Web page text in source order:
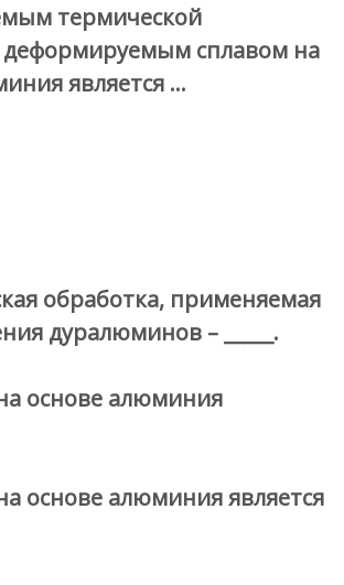
термической
деформируемым сплавом на
является …
обработка, применяемая
дуралюминов – _____.
основе алюминия
основе алюминия является